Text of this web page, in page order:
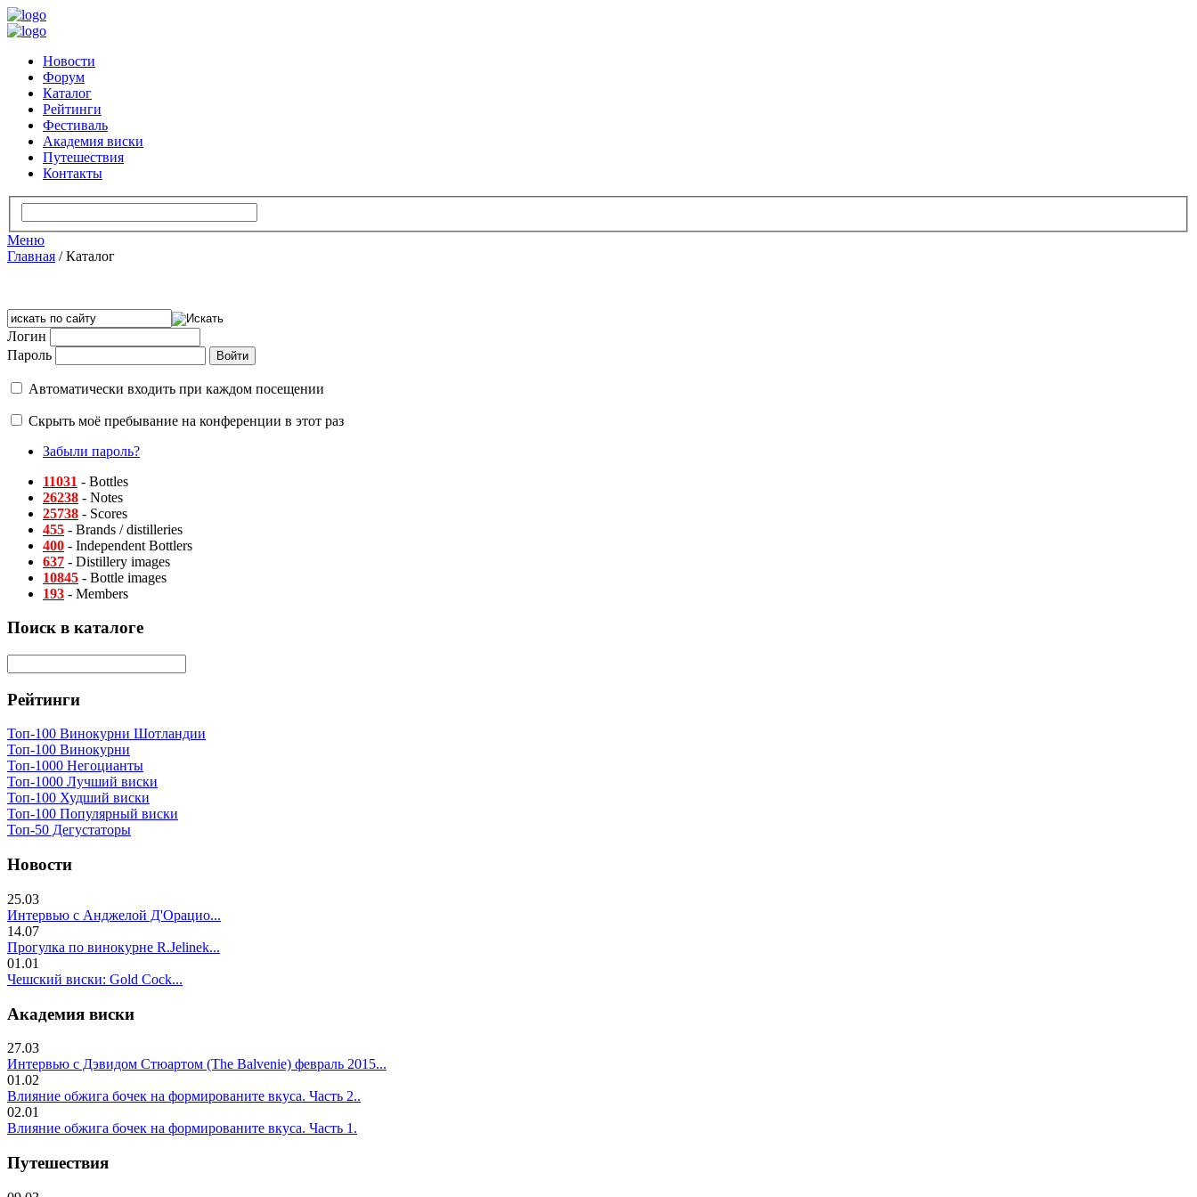
Новости
Форум
Каталог
Рейтинги
Фестиваль
Академия виски
Путешествия
Контакты
Меню
Главная /Каталог
Логин
Пароль
Автоматически входить при каждом посещении
Скрыть моё пребывание на конференции в этот раз
Забыли пароль?
11031 - Bottles
26238 - Notes
25738 - Scores
455 - Brands / distilleries
400 - Independent Bottlers
637 - Distillery images
10845 - Bottle images
193 - Members
Поиск в каталоге
Рейтинги
Топ-100 Винокурни Шотландии
Топ-100 Винокурни
Топ-1000 Негоцианты
Топ-1000 Лучший виски
Топ-100 Худший виски
Топ-100 Популярный виски
Топ-50 Дегустаторы
Новости
25.03
Интервью с Анджелой Д'Орацио...
14.07
Прогулка по винокурне R.Jelinek...
01.01
Чешский виски: Gold Cock...
Академия виски
27.03
Интервью с Дэвидом Стюартом (The Balvenie) февраль 2015...
01.02
Влияние обжига бочек на формированите вкуса. Часть 2..
02.01
Влияние обжига бочек на формированите вкуса. Часть 1.
Путешествия